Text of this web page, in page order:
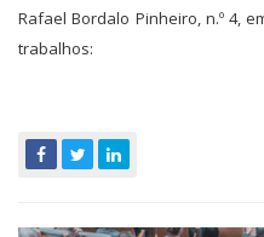
Rafael Bordalo Pinheiro, n.º 4,
trabalhos: